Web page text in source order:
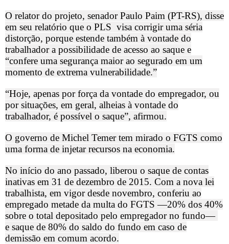
O relator do projeto, senador Paulo Paim (PT-RS), disse
em seu relatório que o PLS visa corrigir uma séria
distorção, porque estende também à vontade do
trabalhador a possibilidade de acesso ao saque e
“confere uma segurança maior ao segurado em um
momento de extrema vulnerabilidade.”
“Hoje, apenas por força da vontade do empregador, ou
por situações, em geral, alheias à vontade do
trabalhador, é possível o saque”, afirmou.
O governo de Michel Temer tem mirado o FGTS como
uma forma de injetar recursos na economia.
No início do ano passado, liberou o saque de contas
inativas em 31 de dezembro de 2015. Com a nova lei
trabalhista, em vigor desde novembro, conferiu ao
empregado metade da multa do FGTS —20% dos 40%
sobre o total depositado pelo empregador no fundo—
e saque de 80% do saldo do fundo em caso de
demissão em comum acordo.